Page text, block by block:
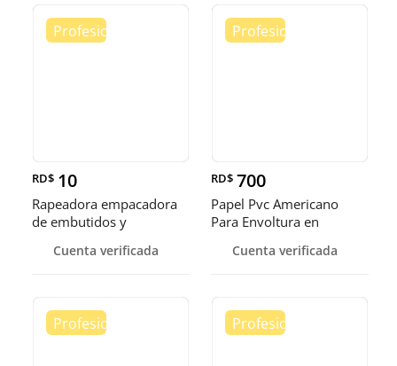
RD$ 10
Rapeadora empacadora
de embutidos y
Cuenta verificada
RD$ 700
Papel Pvc Americano
Para Envoltura en
pulgadas
Cuenta verificada